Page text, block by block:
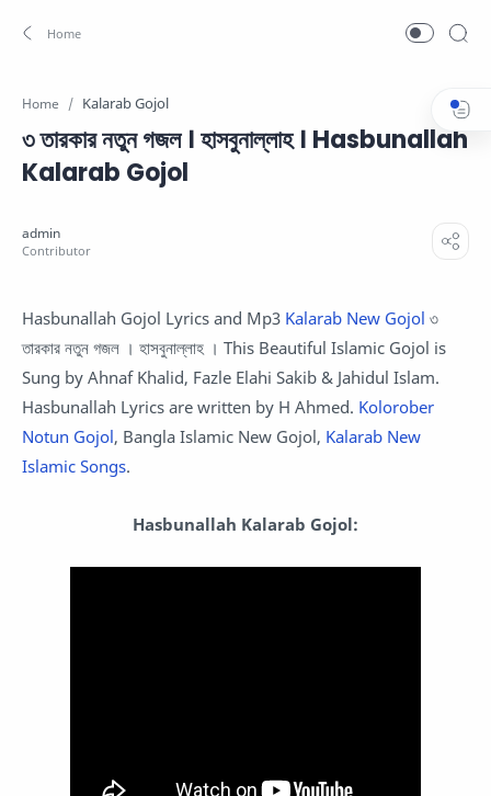
Home Kalarab Gojol
৩ তারকার নতুন গজল । হাসবুনাল্লাহ । Hasbunallah
Kalarab Gojol
Hasbunallah Gojol Lyrics and Mp3 Kalarab New Gojol ৩
তারকার নতুন গজল । হাসবুনাল্লাহ । This Beautiful Islamic Gojol is
Sung by Ahnaf Khalid, Fazle Elahi Sakib & Jahidul Islam.
Hasbunallah Lyrics are written by H Ahmed. Kolorober
Notun Gojol, Bangla Islamic New Gojol, Kalarab New
Islamic Songs.
Hasbunallah Kalarab Gojol: